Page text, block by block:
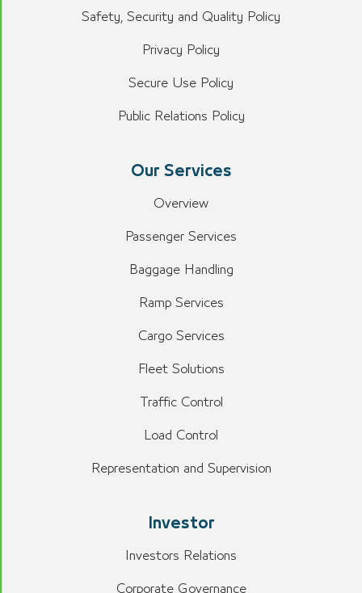
Safety, Security and Quality Policy
Privacy Policy
Secure Use Policy
Public Relations Policy
Our Services
Overview
Passenger Services
Baggage Handling
Ramp Services
Cargo Services
Fleet Solutions
Traffic Control
Load Control
Representation and Supervision
Investor
Investors Relations
Corporate Governance